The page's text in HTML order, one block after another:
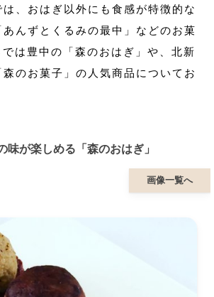
は、おはぎ以外にも食感が特徴的な
あんずとくるみの最中」などのお菓
は豊中の「森のおはぎ」や、北新
のお菓子」の人気商品についてお
味が楽しめる「森のおはぎ」
画像一覧へ